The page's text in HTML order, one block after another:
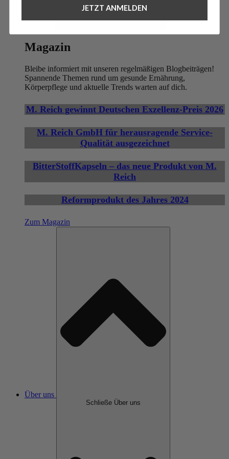
Magazin
Bleibe informiert mit unseren regelmäßigen Blogbeiträgen!
Spannende Themen rund um gesunde Ernährung,
Körperpflege und aktuelle Trends warten auf dich.
M. Reich gewinnt Deutschen Exzellenz-Preis 2026
M. Reich GmbH für herausragende Service-
Qualität ausgezeichnet
BitterStoffKapseln – das neue Produkt von M.
Reich
Reformprodukt des Jahres 2024
Zum Magazin
Über uns
Schließe Über uns
JETZT ANMELDEN